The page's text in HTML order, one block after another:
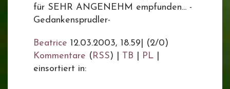
für SEHR ANGENEHM empfunden... -
Gedankensprudler-
Beatrice 12.03.2003, 18.59
(2/0)
Kommentare (RSS) | TB PL
einsortiert in: